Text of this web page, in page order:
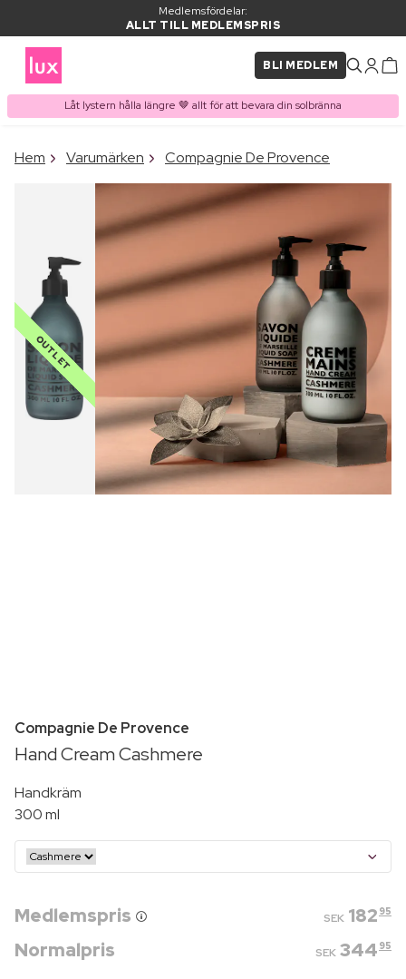
Medlemsfördelar:
ALLT TILL MEDLEMSPRIS
BLI MEDLEM
Låt lystern hålla längre 🤎 allt för att bevara din solbränna
PRODUKT I VARUKORGEN
Ofta köpt tillsammans med
Hem Varumärken Compagnie De Provence
OUTLET
Compagnie De Provence
Hand Cream Cashmere
Handkräm
300 ml
Medlemspris SEK 182 95
Normalpris SEK 344 95